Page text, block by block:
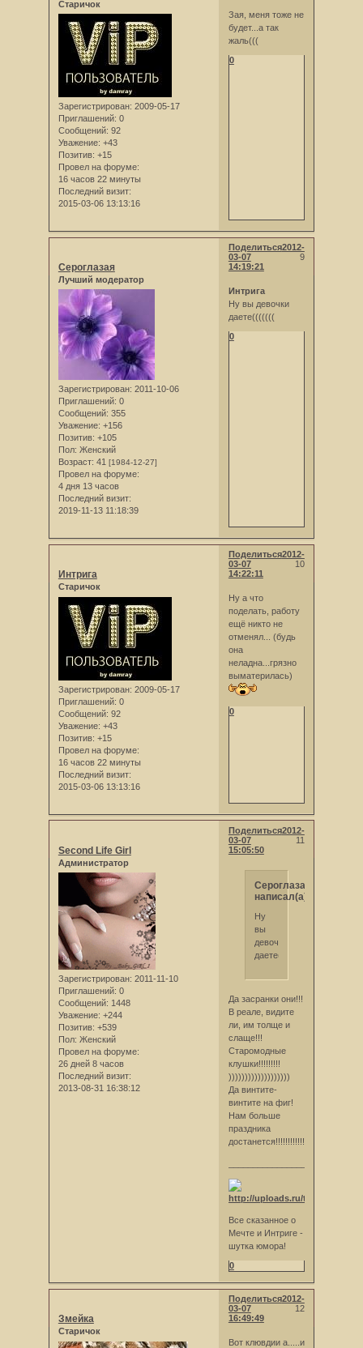
Старичок
Зарегистрирован: 2009-05-17
Приглашений: 0
Сообщений: 92
Уважение: +43
Позитив: +15
Провел на форуме:
16 часов 22 минуты
Последний визит:
2015-03-06 13:13:16
Зая, меня тоже не
будет...а так
жаль(((
0
Поделиться
9
2012-
03-07
14:19:21
Сероглазая
Лучший модератор
Зарегистрирован: 2011-10-06
Приглашений: 0
Сообщений: 355
Уважение: +156
Позитив: +105
Пол: Женский
Возраст: 41 [1984-12-27]
Провел на форуме:
4 дня 13 часов
Последний визит:
2019-11-13 11:18:39
Интрига
Ну вы девочки
даете(((((((
0
Поделиться
10
2012-
03-07
14:22:11
Интрига
Старичок
Зарегистрирован: 2009-05-17
Приглашений: 0
Сообщений: 92
Уважение: +43
Позитив: +15
Провел на форуме:
16 часов 22 минуты
Последний визит:
2015-03-06 13:13:16
Ну а что
поделать, работу
ещё никто не
отменял... (будь
она
неладна...грязно
выматерилась)
0
Поделиться
11
2012-
03-07
15:05:50
Second Life Girl
Администратор
Зарегистрирован: 2011-11-10
Приглашений: 0
Сообщений: 1448
Уважение: +244
Позитив: +539
Пол: Женский
Провел на форуме:
26 дней 8 часов
Последний визит:
2013-08-31 16:38:12
Сероглазая
написал(а):
Ну
вы
девочки
даете(((((((
Да засранки они!!!
В реале, видите
ли, им толще и
слаще!!!
Старомодные
клушки!!!!!!!!!
)))))))))))))))))))
Да винтите-
винтите на фиг!
Нам больше
праздника
достанется!!!!!!!!!!!!!
Все сказанное о
Мечте и Интриге -
шутка юмора!
0
Поделиться
12
2012-
03-07
16:49:49
Змейка
Старичок
Вот клювдии а.....и